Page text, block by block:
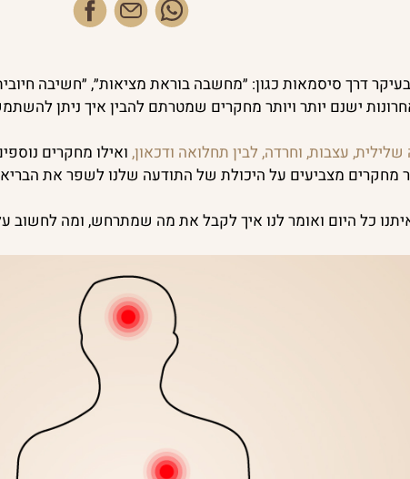
דרך סיסמאות כגון: ״מחשבה בוראת מציאות״, ״חשיבה
ישנם יותר ויותר מחקרים שמטרתם להבין איך ניתן
עצבות, וחרדה, לבין תחלואה ודכאון, ואילו מחקרים
מחקרים מצביעים על היכולת של התודעה שלנו לשפר את
כל היום ואומר לנו איך לקבל את מה שמתרחש, ומה לחשוב